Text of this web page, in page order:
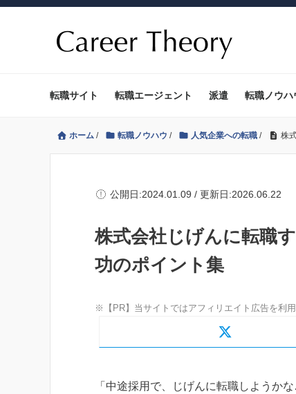
転職サイト 転職エージェント 派遣 転職ノウハ
ホーム / 転職ノウハウ / 人気企業への転職 / 株
公開日:2024.01.09 / 更新日:2026.06.22
株式会社じげんに転職
功のポイント集
「中途採用で、じげんに転職しようか